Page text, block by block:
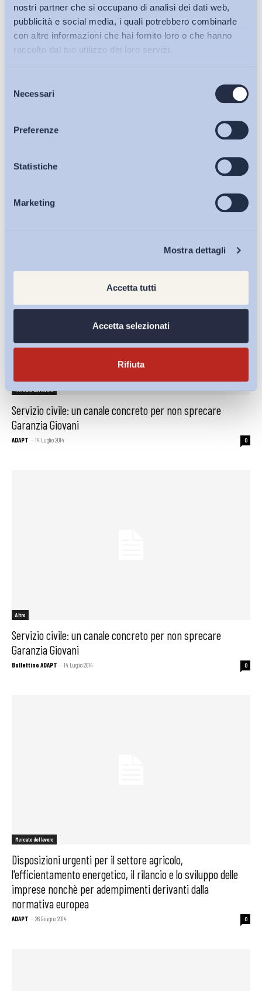
nostri partner che si occupano di analisi dei dati web,
pubblicità e social media, i quali potrebbero combinarle
con altre informazioni che hai fornito loro o che hanno
raccolto dal tuo utilizzo dei loro servizi.
delNecessari
Preferenze
Statistiche
Marketing
Mostra dettagli
Accetta tutti
Accetta selezionati
Rifiuta
Bollettini ADAPT
Articoli
Osservatori
Eventi
ADAPT - 05 Giugno 2015
Disposizioni in materia di delitti contro l’ambiente
Mercato del lavoro
Servizio civile: un canale concreto per non sprecare
Garanzia Giovani
ADAPT - 14 Luglio 2014 0
Altro
Servizio civile: un canale concreto per non sprecare
Garanzia Giovani
Bollettino ADAPT - 14 Luglio 2014 0
Mercato del lavoro
Disposizioni urgenti per il settore agricolo,
l'efficientamento energetico, il rilancio e lo sviluppo delle
imprese nonchè per adempimenti derivanti dalla
normativa europea
ADAPT - 26 Giugno 2014 0